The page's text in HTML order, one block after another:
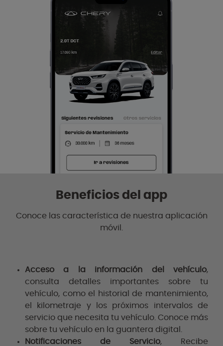
Beneficios del app
Conoce las característica de nuestra aplicación
móvil.
Acceso a la información del vehículo,
consulta detalles importantes sobre tu
vehículo, como el historial de mantenimiento,
el kilometraje y los próximos intervalos de
servicio que necesita tu vehículo. Conoce más
sobre tu vehículo en la guantera digital.
Notificaciones de Servicio, Recibe